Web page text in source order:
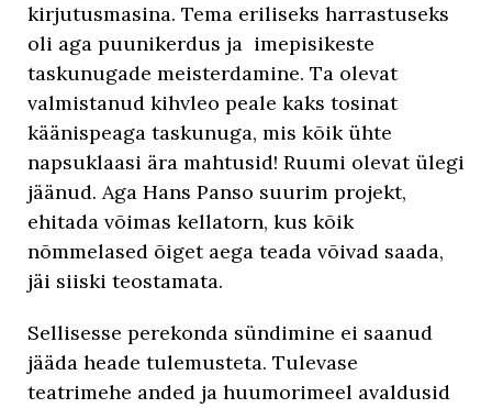
kirjutusmasina. Tema eriliseks harrastuseks
oli aga puunikerdus ja imepisikeste
taskunugade meisterdamine. Ta olevat
valmistanud kihvleo peale kaks tosinat
käänispeaga taskunuga, mis kõik ühte
napsuklaasi ära mahtusid! Ruumi olevat ülegi
jäänud. Aga Hans Panso suurim projekt,
ehitada võimas kellatorn, kus kõik
nõmmelased õiget aega teada võivad saada,
jäi siiski teostamata.
Sellisesse perekonda sündimine ei saanud
jääda heade tulemusteta. Tulevase
teatrimehe anded ja huumorimeel avaldusid